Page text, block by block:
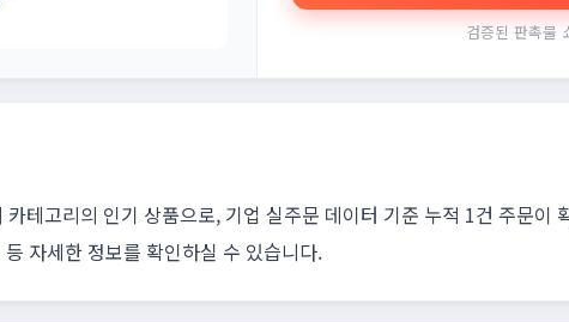
검증된 판촉물
테고리의 인기 상품으로, 기업 실주문 데이터 기준 누적 1건 주문이
자세한 정보를 확인하실 수 있습니다.